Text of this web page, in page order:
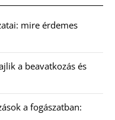
mire érdemes
a beavatkozás és
a fogászatban: